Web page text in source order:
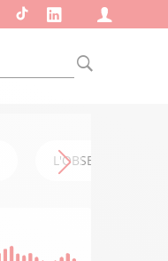
L'OBSERVATOIRE